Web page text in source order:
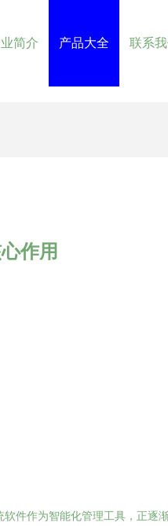
简介 产品大全 联系
作用
件作为智能化管理工具，正逐